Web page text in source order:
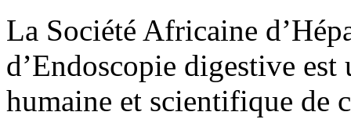
La Société Africaine
d’Endoscopie digestive
humaine et scientifique de